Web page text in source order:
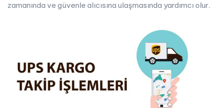
zamanında ve güvenle alıcısına ulaşmasında yardımcı olur.